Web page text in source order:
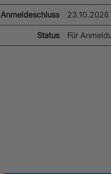
Anmeldeschluss 23.10.2026
Status Für